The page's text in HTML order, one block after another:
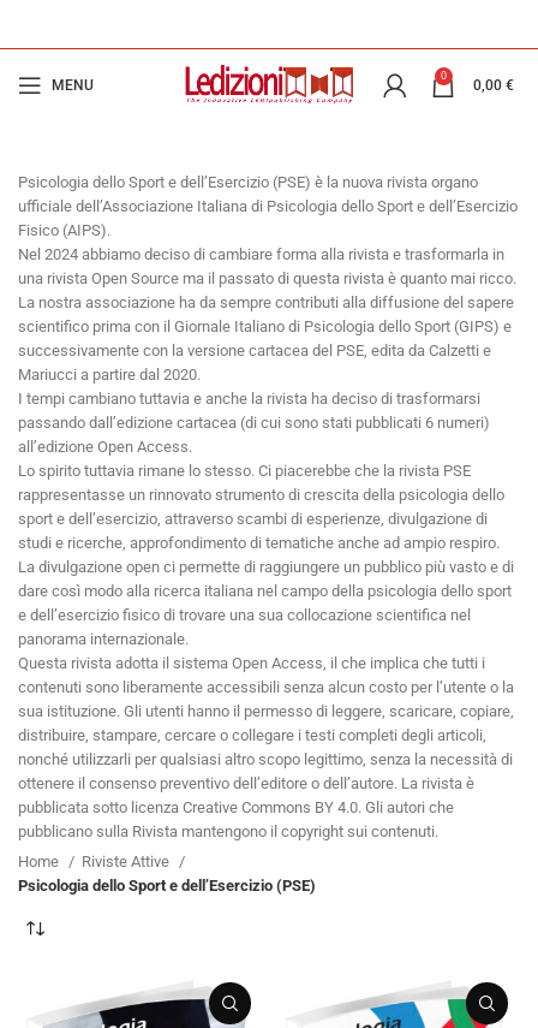
MENU
0
0,00 €
Psicologia dello Sport e dell’Esercizio (PSE) è la nuova rivista organo
ufficiale dell’Associazione Italiana di Psicologia dello Sport e dell’Esercizio
Fisico (AIPS).
Nel 2024 abbiamo deciso di cambiare forma alla rivista e trasformarla in
una rivista Open Source ma il passato di questa rivista è quanto mai ricco.
La nostra associazione ha da sempre contributi alla diffusione del sapere
scientifico prima con il Giornale Italiano di Psicologia dello Sport (GIPS) e
successivamente con la versione cartacea del PSE, edita da Calzetti e
Mariucci a partire dal 2020.
I tempi cambiano tuttavia e anche la rivista ha deciso di trasformarsi
passando dall’edizione cartacea (di cui sono stati pubblicati 6 numeri)
all’edizione Open Access.
Lo spirito tuttavia rimane lo stesso. Ci piacerebbe che la rivista PSE
rappresentasse un rinnovato strumento di crescita della psicologia dello
sport e dell’esercizio, attraverso scambi di esperienze, divulgazione di
studi e ricerche, approfondimento di tematiche anche ad ampio respiro.
La divulgazione open ci permette di raggiungere un pubblico più vasto e di
dare così modo alla ricerca italiana nel campo della psicologia dello sport
e dell’esercizio fisico di trovare una sua collocazione scientifica nel
panorama internazionale.
Questa rivista adotta il sistema Open Access, il che implica che tutti i
contenuti sono liberamente accessibili senza alcun costo per l’utente o la
sua istituzione. Gli utenti hanno il permesso di leggere, scaricare, copiare,
distribuire, stampare, cercare o collegare i testi completi degli articoli,
nonché utilizzarli per qualsiasi altro scopo legittimo, senza la necessità di
ottenere il consenso preventivo dell’editore o dell’autore. La rivista è
pubblicata sotto licenza Creative Commons BY 4.0. Gli autori che
pubblicano sulla Rivista mantengono il copyright sui contenuti.
Home
Riviste Attive
Psicologia dello Sport e dell’Esercizio (PSE)